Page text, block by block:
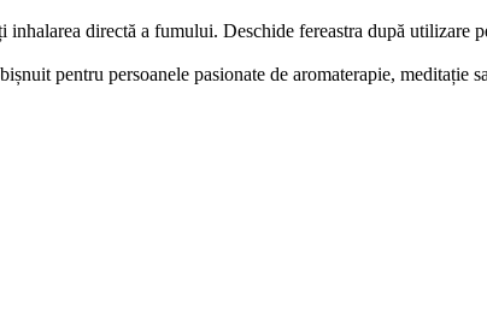
directă a fumului. Deschide fereastra după utilizare
pentru persoanele pasionate de aromaterapie,